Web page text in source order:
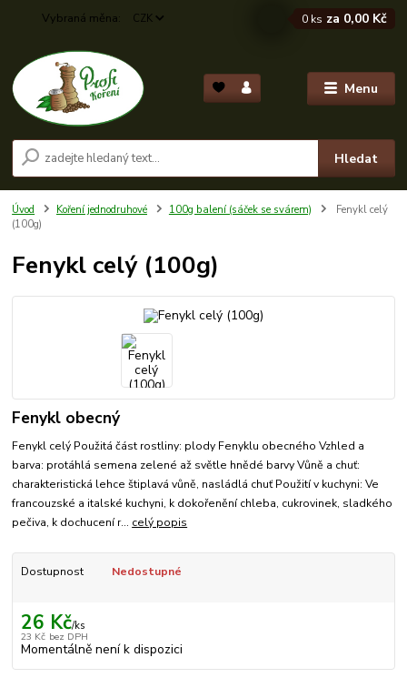
Menu
CZK
Hledat
0 ks za 0,00 Kč
Úvod Koření jednodruhové 100g balení (sáček se svárem)
Fenykl celý
(100g)
Fenykl celý (100g)
Fenykl obecný
Fenykl celý Použitá část rostliny: plody Fenyklu obecného Vzhled a
barva: protáhlá semena zelené až světle hnědé barvy Vůně a chuť:
charakteristická lehce štiplavá vůně, nasládlá chuť Použití v kuchyni: Ve
francouzské a italské kuchyni, k dokořenění chleba, cukrovinek, sladkého
pečiva, k dochucení r... celý popis
Dostupnost Nedostupné
26 Kč/ks
23 Kč bez DPH
Momentálně není k dispozici